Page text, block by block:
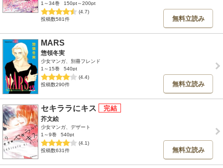
1～34巻
150pt～200pt
(4.7)
投稿数581件
無料立読み
MARS
惣領冬実
少女マンガ、別冊フレンド
1～15巻
540pt
(4.4)
投稿数290件
無料立読み
セキララにキス
芥文絵
少女マンガ、デザート
1～9巻
540pt
(4.1)
投稿数631件
無料立読み